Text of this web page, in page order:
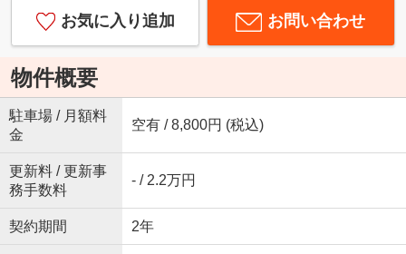
お気に入り追加 お問い合わせ
物件概要
駐車場 / 月額料
金
空有 / 8,800円 (税込)
更新料 / 更新事
務手数料
- / 2.2万円
契約期間 2年